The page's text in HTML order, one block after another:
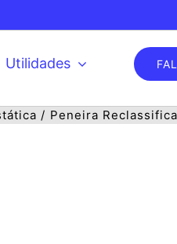
Utilidades
Peneira